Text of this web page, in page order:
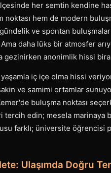
her semtin kendine
noktası hem de modern
ve spontan
daha lüks bir atmosfer
gezinirken anonimlik hissi
iç içe olma hissi
ve samimi ortamlar
buluşma noktası
tercih edin; mesela marinaya
farklı; üniversite
Ulaşımda Doğru